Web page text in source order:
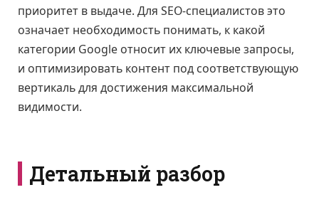
приоритет в выдаче. Для SEO-специалистов это
означает необходимость понимать, к какой
категории Google относит их ключевые запросы,
и оптимизировать контент под соответствующую
вертикаль для достижения максимальной
видимости.
Детальный разбор